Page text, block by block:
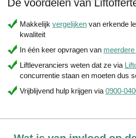
De voordelen van
Makkelijk vergelijken van erkende
kwaliteit
In één keer opvragen van
Liftleveranciers weten dat ze via
concurrentie staan en moeten dus
Vrijblijvend hulp krijgen via 0900-